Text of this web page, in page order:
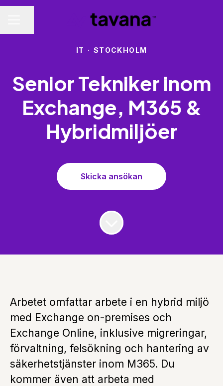
IT · STOCKHOLM
Senior Tekniker inom
Exchange, M365 &
Hybridmiljöer
Skicka ansökan
Arbetet omfattar arbete i en hybrid miljö
med Exchange on-premises och
Exchange Online, inklusive migreringar,
förvaltning, felsökning och hantering av
säkerhetstjänster inom M365. Du
kommer även att arbeta med